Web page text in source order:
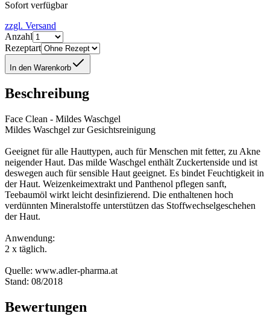
Sofort verfügbar
zzgl. Versand
Anzahl
Rezeptart
In den Warenkorb
Beschreibung
Face Clean - Mildes Waschgel
Mildes Waschgel zur Gesichtsreinigung
Geeignet für alle Hauttypen, auch für Menschen mit fetter, zu Akne
neigender Haut. Das milde Waschgel enthält Zuckertenside und ist
deswegen auch für sensible Haut geeignet. Es bindet Feuchtigkeit in
der Haut. Weizenkeimextrakt und Panthenol pflegen sanft,
Teebaumöl wirkt leicht desinfizierend. Die enthaltenen hoch
verdünnten Mineralstoffe unterstützen das Stoffwechselgeschehen
der Haut.
Anwendung:
2 x täglich.
Quelle: www.adler-pharma.at
Stand: 08/2018
Bewertungen